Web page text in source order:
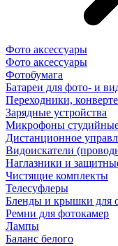
Фото аксессуары
Фото аксессуары
Фотобумага
Батареи для фото- и
Переходники,
Зарядные устройства
Микрофоны
Дистанционное
Видоискатели
Наглазники и
Чистящие комплекты
Телесуфлеры
Бленды и крышки для
Ремни для фотокамер
Лампы
Баланс белого